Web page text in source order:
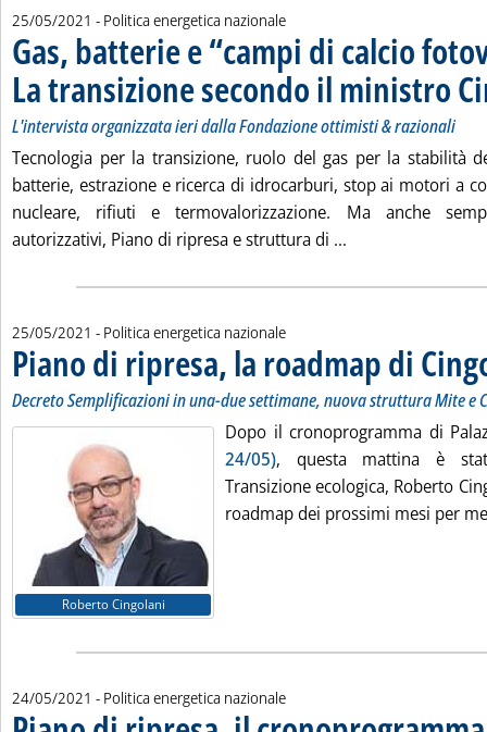
25/05/2021 - Politica energetica nazionale
Gas, batterie e “campi di calcio
La transizione secondo il ministro
L'intervista organizzata ieri dalla Fondazione ottimisti & razionali
Tecnologia per la transizione, ruolo del gas per la stabilità
batterie, estrazione e ricerca di idrocarburi, stop ai motori a
nucleare, rifiuti e termovalorizzazione. Ma anche
autorizzativi, Piano di ripresa e struttura di ...
25/05/2021 - Politica energetica nazionale
Piano di ripresa, la roadmap di
Decreto Semplificazioni in una-due settimane, nuova struttura Mite e
Roberto Cingolani
Dopo il cronoprogramma di
24/05), questa mattina è
Transizione ecologica, Roberto
roadmap dei prossimi mesi per
24/05/2021 - Politica energetica nazionale